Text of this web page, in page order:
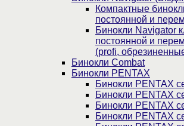
Компактные
постоянной и
Бинокли Navigator
постоянной и
(profi,
Бинокли Combat
Бинокли PENTAX
Бинокли PENTAX
Бинокли PENTAX
Бинокли PENTAX
Бинокли PENTAX